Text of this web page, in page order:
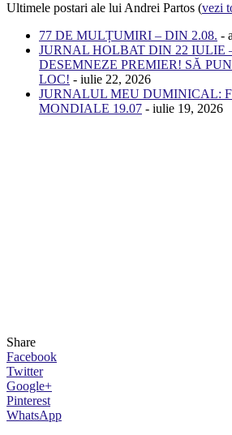
Ultimele postari ale lui Andrei Partos (vezi
77 DE MULȚUMIRI – DIN 2.08. -
JURNAL HOLBAT DIN 22 IULIE
DESEMNEZE PREMIER! SĂ
LOC! - iulie 22, 2026
JURNALUL MEU DUMINICAL:
MONDIALE 19.07 - iulie 19, 2026
Share
Facebook
Twitter
Google+
Pinterest
WhatsApp